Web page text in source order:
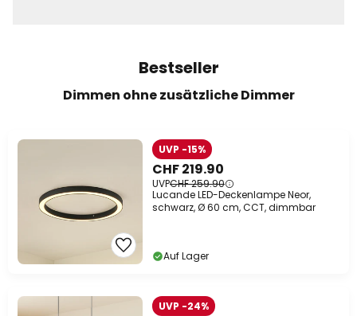
Bestseller
Dimmen ohne zusätzliche Dimmer
CHF 219.90
UVPCHF 259.90
UVP -15%
Lucande LED-Deckenlampe Neor,
schwarz, Ø 60 cm, CCT, dimmbar
Auf Lager
UVP -24%